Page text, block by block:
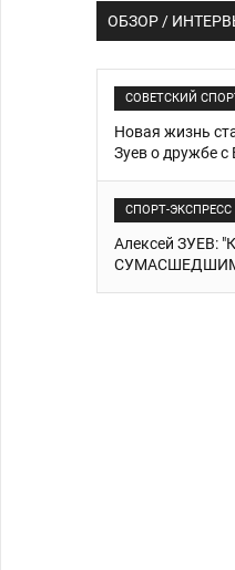
ОБЗОР /
СОВЕТСКИЙ
Новая жизнь
Зуев о дружбе
СПОРТ-ЭКСПРЕСС
Алексей ЗУЕВ: